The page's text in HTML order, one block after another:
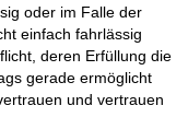
oder im Falle der
einfach fahrlässig
deren Erfüllung die
gerade ermöglicht
und vertrauen